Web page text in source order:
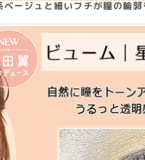
ージュと細いフチが瞳の輪